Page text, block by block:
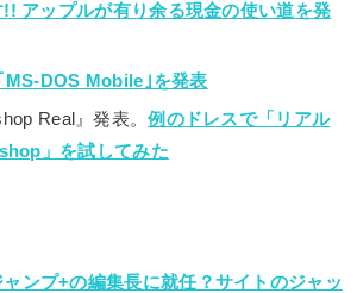
!! アップルが有り余る現金の使い道を発
DOS Mobile｣を発表
Real』発表。例のドレスで「リアル
」を試してみた
ンプ+の編集長に就任？サイトのジャッ